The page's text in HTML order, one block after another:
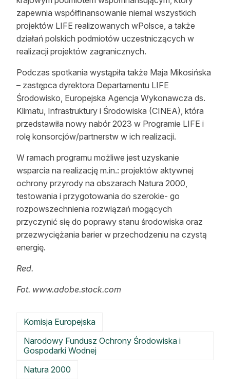
zapewnia współfinansowanie niemal wszystkich
projektów LIFE realizowanych wPolsce, a także
działań polskich podmiotów uczestniczących w
realizacji projektów zagranicznych.
Podczas spotkania wystąpiła także Maja Mikosińska
– zastępca dyrektora Departamentu LIFE
Środowisko, Europejska Agencja Wykonawcza ds.
Klimatu, Infrastruktury i Środowiska (CINEA), która
przedstawiła nowy nabór 2023 w Programie LIFE i
rolę konsorcjów/partnerstw w ich realizacji.
W ramach programu możliwe jest uzyskanie
wsparcia na realizację m.in.: projektów aktywnej
ochrony przyrody na obszarach Natura 2000,
testowania i przygotowania do szerokie- go
rozpowszechnienia rozwiązań mogących
przyczynić się do poprawy stanu środowiska oraz
przezwyciężania barier w przechodzeniu na czystą
energię.
Red.
Fot. www.adobe.stock.com
Komisja Europejska
Narodowy Fundusz Ochrony Środowiska i
Gospodarki Wodnej
Natura 2000